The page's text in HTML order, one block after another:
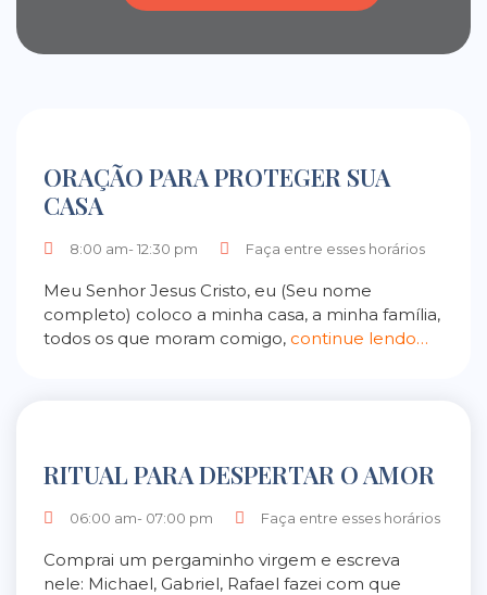
ORAÇÃO PARA PROTEGER SUA
CASA
8:00 am- 12:30 pm Faça entre esses horários
Meu Senhor Jesus Cristo, eu (Seu nome
completo) coloco a minha casa, a minha família,
todos os que moram comigo, continue lendo…
RITUAL PARA DESPERTAR O AMOR
06:00 am- 07:00 pm Faça entre esses horários
Comprai um pergaminho virgem e escreva
nele: Michael, Gabriel, Rafael fazei com que